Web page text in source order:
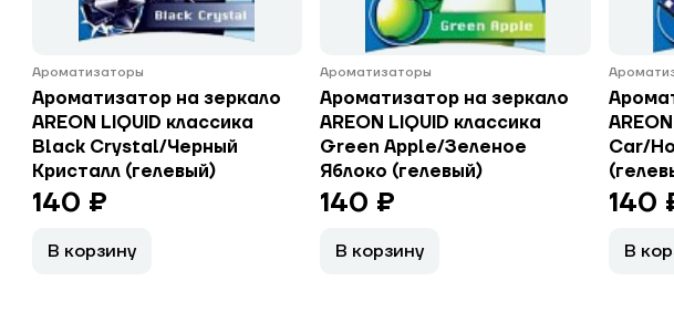
Ароматизаторы
Ароматизатор на зеркало
AREON LIQUID классика
Black Crystal/Черный
Кристалл (гелевый)
140 ₽
В корзину
Ароматизаторы
Ароматизатор на зеркало
AREON LIQUID классика
Green Apple/Зеленое
Яблоко (гелевый)
140 ₽
В корзину
Car/
140
В